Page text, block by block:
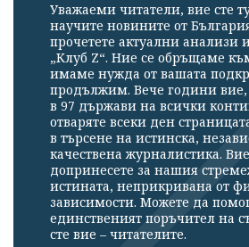
Уважаеми читатели, вие сте
научите новините от
прочетете актуални анализи
„Клуб Z“. Ние се обръщаме
имаме нужда от вашата
продължим. Вече години вие,
в 97 държави на всички
отваряте всеки ден
в търсене на истинска,
качествена журналистика.
допринесете за нашия
истината, неприкривана от
зависимости. Можете да
единственият поръчител на
сте вие – читателите.